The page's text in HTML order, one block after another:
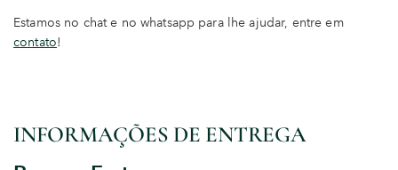
Estamos no chat e no whatsapp para lhe ajudar, entre em
contato!
INFORMAÇÕES DE ENTREGA